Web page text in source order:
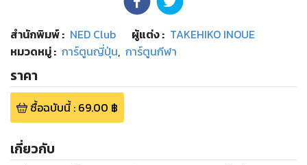
สำนักพิมพ์: NED Club ผู้แต่ง : TAKEHIKO INOUE
หมวดหมู่: การ์ตูนญี่ปุ่น, การ์ตูนกีฬา
ราคา
ซื้อฉบับนี้: 69.00 ฿
เกี่ยวกับ